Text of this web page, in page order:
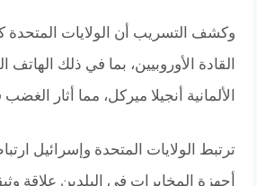
وكشف التسريب أن الولايات
القادة الأوروبيين، بما في ذلك
الألمانية أنجيلا ميركل، مما أثار
ترتبط الولايات المتحدة وإسرائيل
أجهزة المخابرات في البلدين علاقة